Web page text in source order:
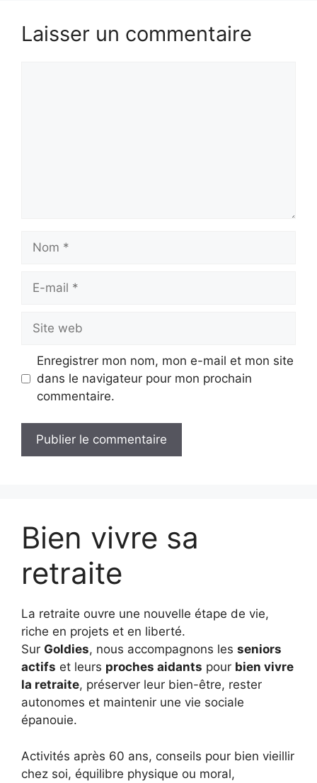
Laisser un commentaire
mail
web
Enregistrer mon nom, mon e-mail et mon site
dans le navigateur pour mon prochain
commentaire.
Bien vivre sa
retraite
La retraite ouvre une nouvelle étape de vie,
riche en projets et en liberté.
Sur Goldies, nous accompagnons les seniors
actifs et leurs proches aidants pour bien vivre
la retraite, préserver leur bien-être, rester
autonomes et maintenir une vie sociale
épanouie.
Activités après 60 ans, conseils pour bien vieillir
chez soi, équilibre physique ou moral,